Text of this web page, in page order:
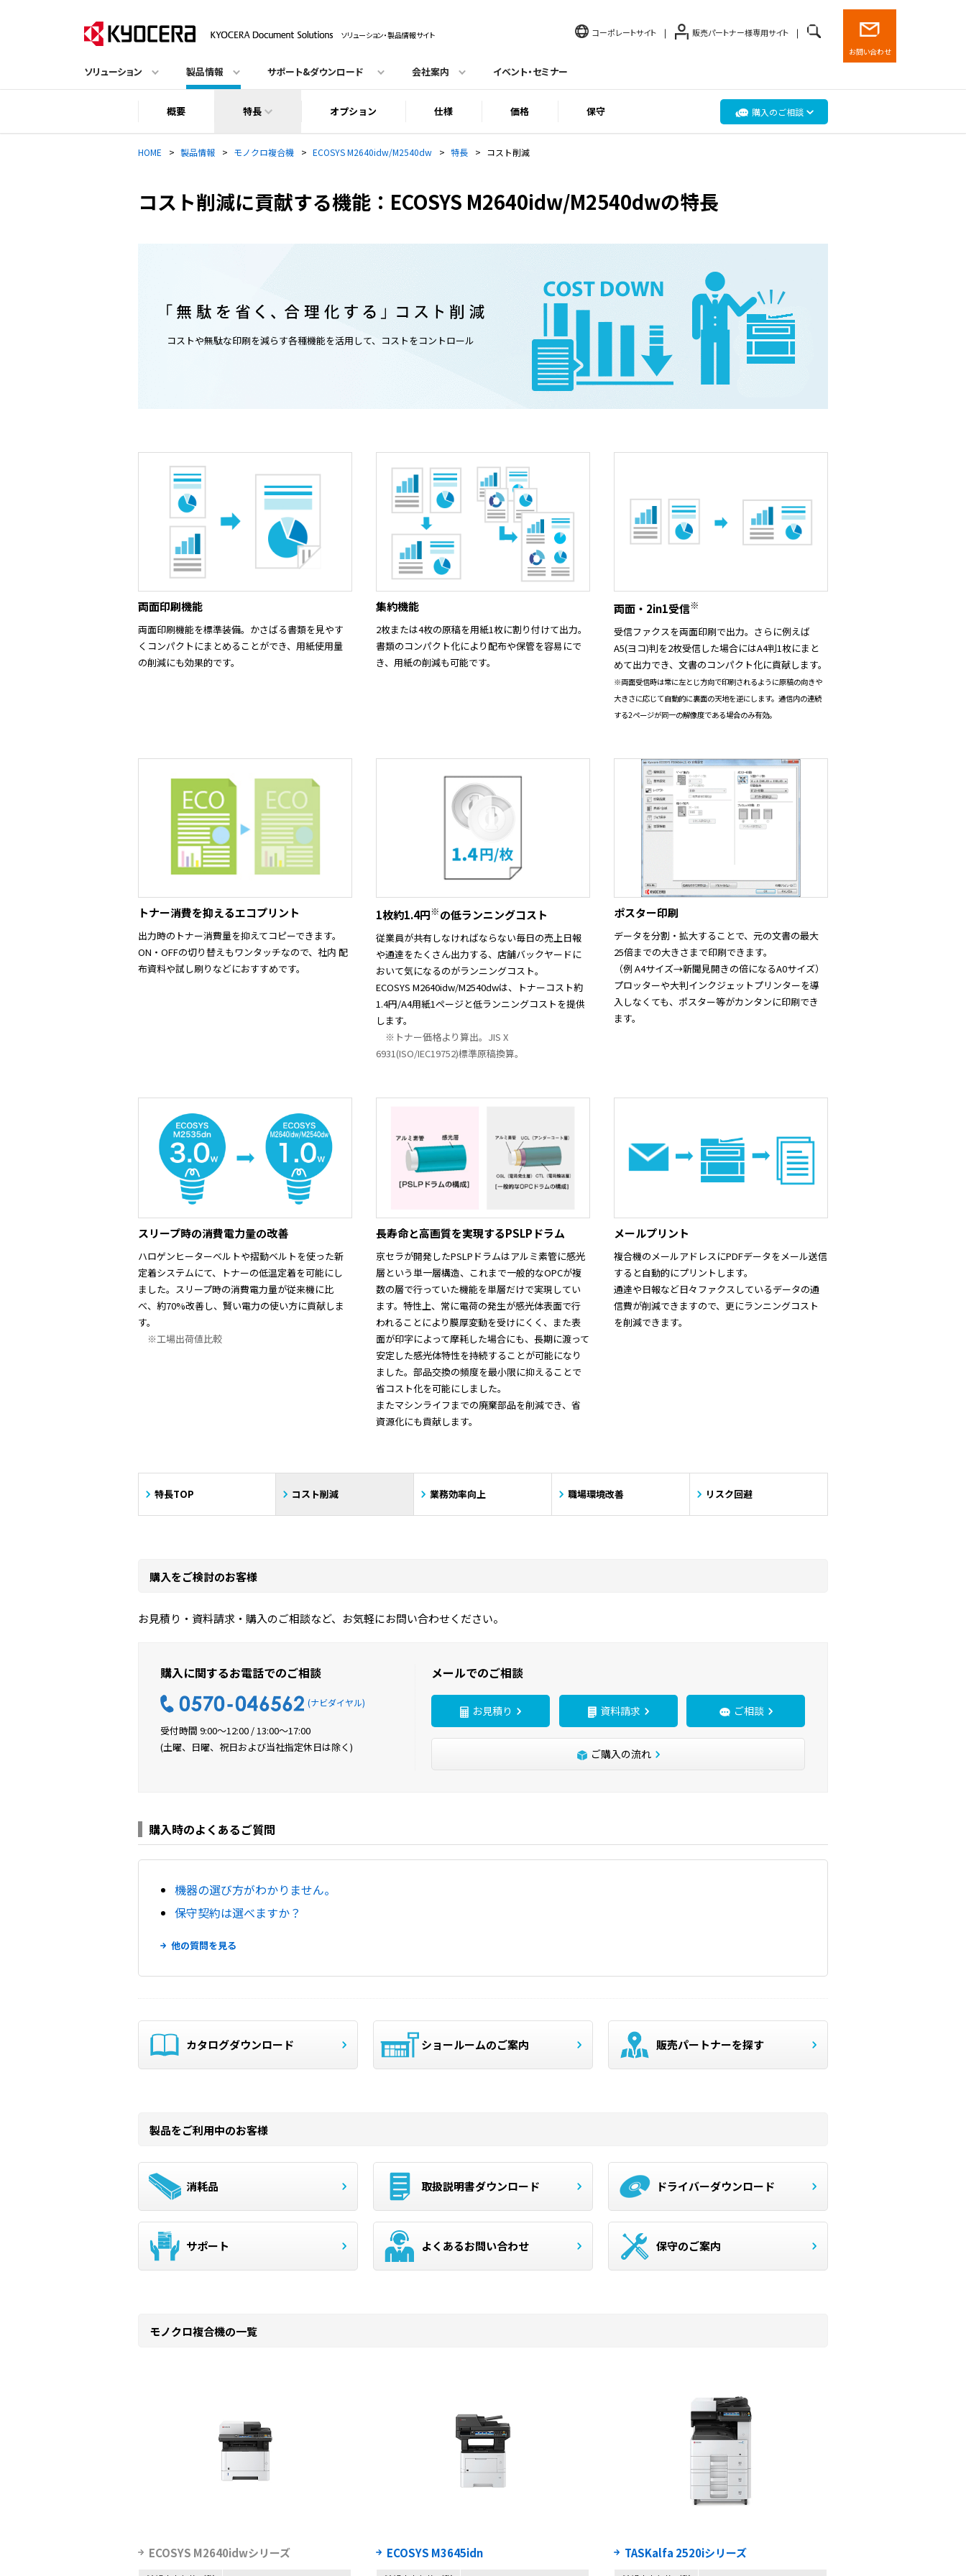
ソリューション・製品情報サイト コーポレートサイト 販売パートナー様専用サイト
お問い合わせ
ソリューション 製品情報 サポート&ダウンロード 会社案内 イベント・セミナー
概要 特長 オプション 仕様 価格 保守 購入のご相談
HOME > 製品情報 > モノクロ複合機 > ECOSYS M2640idw/M2540dw > 特長 > コスト削減
コスト削減に貢献する機能：ECOSYS M2640idw/M2540dwの特長
コストや無駄な印刷を減らす各種機能を活用して、コストをコントロール
両面印刷機能
両面印刷機能を標準装備。かさばる書類を見やす
くコンパクトにまとめることができ、用紙使用量
の削減にも効果的です。
集約機能
2枚または4枚の原稿を用紙1枚に割り付けて出力。
書類のコンパクト化により配布や保管を容易にで
き、用紙の削減も可能です。
両面・2in1受信※
受信ファクスを両面印刷で出力。さらに例えば
A5(ヨコ)判を2枚受信した場合にはA4判1枚にまと
めて出力でき、文書のコンパクト化に貢献します。
※両面受信時は常に左とじ方向で印刷されるように原稿の向きや
大きさに応じて自動的に裏面の天地を逆にします。通信内の連続
する2ページが同一の解像度である場合のみ有効。
トナー消費を抑えるエコプリント
出力時のトナー消費量を抑えてコピーできます。
ON・OFFの切り替えもワンタッチなので、社内 配
布資料や試し刷りなどにおすすめです。
1枚約1.4円※の低ランニングコスト
従業員が共有しなければならない毎日の売上日報
や通達をたくさん出力する、店舗バックヤードに
おいて気になるのがランニングコスト。
ECOSYS M2640idw/M2540dwは、トナーコスト約
1.4円/A4用紙1ページと低ランニングコストを提供
します。
※トナー価格より算出。JIS X
6931(ISO/IEC19752)標準原稿換算。
ポスター印刷
データを分割・拡大することで、元の文書の最大
25倍までの大きさまで印刷できます。
（例 A4サイズ→新聞見開きの倍になるA0サイズ）
プロッターや大判インクジェットプリンターを導
入しなくても、ポスター等がカンタンに印刷でき
ます。
スリープ時の消費電力量の改善
ハロゲンヒーターベルトや摺動ベルトを使った新
定着システムにて、トナーの低温定着を可能にし
ました。スリープ時の消費電力量が従来機に比
べ、約70%改善し、賢い電力の使い方に貢献しま
す。
※工場出荷値比較
長寿命と高画質を実現するPSLPドラム
京セラが開発したPSLPドラムはアルミ素管に感光
層という単一層構造、これまで一般的なOPCが複
数の層で行っていた機能を単層だけで実現してい
ます。特性上、常に電荷の発生が感光体表面で行
われることにより膜厚変動を受けにくく、また表
面が印字によって摩耗した場合にも、長期に渡って
安定した感光体特性を持続することが可能になり
ました。部品交換の頻度を最小限に抑えることで
省コスト化を可能にしました。
またマシンライフまでの廃棄部品を削減でき、省
資源化にも貢献します。
メールプリント
複合機のメールアドレスにPDFデータをメール送信
すると自動的にプリントします。
通達や日報など日々ファクスしているデータの通
信費が削減できますので、更にランニングコスト
を削減できます。
特長TOP コスト削減 業務効率向上 職場環境改善 リスク回避
購入をご検討のお客様
お見積り・資料請求・購入のご相談など、お気軽にお問い合わせください。
購入に関するお電話でのご相談
(ナビダイヤル)
受付時間 9:00〜12:00 / 13:00〜17:00
(土曜、日曜、祝日および当社指定休日は除く)
メールでのご相談
お見積り 資料請求 ご相談
ご購入の流れ
購入時のよくあるご質問
機器の選び方がわかりません。
保守契約は選べますか？
他の質問を見る
カタログダウンロード ショールームのご案内 販売パートナーを探す
製品をご利用中のお客様
消耗品 取扱説明書ダウンロード ドライバーダウンロード
サポート よくあるお問い合わせ 保守のご案内
モノクロ複合機の一覧
ECOSYS M2640idwシリーズ ECOSYS M3645idn TASKalfa 2520iシリーズ